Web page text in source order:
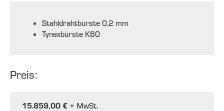
Stahldrahtbürste 0,2 mm
Tynexbürste K60
Preis:
15.859,00 € + MwSt.